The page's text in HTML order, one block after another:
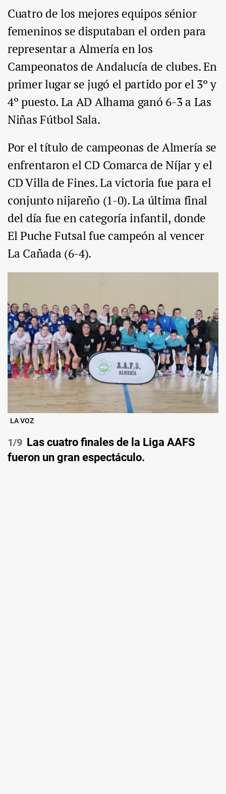
Cuatro de los mejores equipos sénior
femeninos se disputaban el orden para
representar a Almería en los
Campeonatos de Andalucía de clubes. En
primer lugar se jugó el partido por el 3º y
4º puesto. La AD Alhama ganó 6-3 a Las
Niñas Fútbol Sala.
Por el título de campeonas de Almería se
enfrentaron el CD Comarca de Níjar y el
CD Villa de Fines. La victoria fue para el
conjunto nijareño (1-0). La última final
del día fue en categoría infantil, donde
El Puche Futsal fue campeón al vencer
La Cañada (6-4).
LA VOZ
/9 Las cuatro finales de la Liga AAFS
fueron un gran espectáculo.